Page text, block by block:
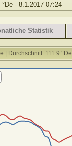
°De - 8.1.2017 07:24
Statistik
| Durchschnitt: 111.9